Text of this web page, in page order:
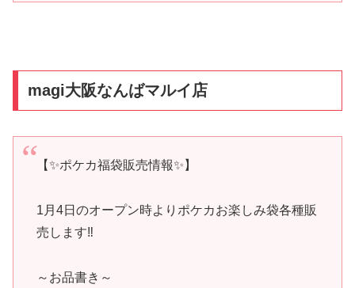
magi大阪なんばマルイ店
【✨ポケカ福袋販売情報✨】
1月4日のオープン時よりポケカお楽しみ袋各種販
売します‼️
～お品書き～